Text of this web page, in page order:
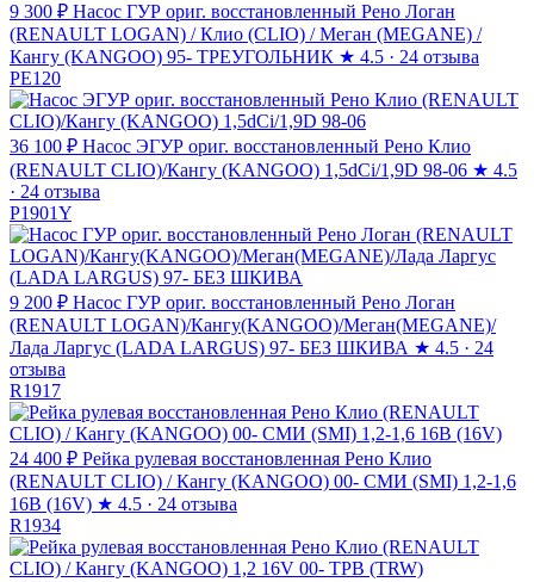
9 300 ₽ Насос ГУР ориг. восстановленный Рено Логан
(RENAULT LOGAN) / Клио (CLIO) / Меган (MEGANE) /
Кангу (KANGOO) 95- ТРЕУГОЛЬНИК ★ 4.5 · 24 отзыва
PE120
36 100 ₽ Насос ЭГУР ориг. восстановленный Рено Клио
(RENAULT CLIO)/Кангу (KANGOO) 1,5dCi/1,9D 98-06 ★ 4.5
· 24 отзыва
P1901Y
9 200 ₽ Насос ГУР ориг. восстановленный Рено Логан
(RENAULT LOGAN)/Кангу(KANGOO)/Меган(MEGANE)/
Лада Ларгус (LADA LARGUS) 97- БЕЗ ШКИВА ★ 4.5 · 24
отзыва
R1917
24 400 ₽ Рейка рулевая восстановленная Рено Клио
(RENAULT CLIO) / Кангу (KANGOO) 00- СМИ (SMI) 1,2-1,6
16В (16V) ★ 4.5 · 24 отзыва
R1934